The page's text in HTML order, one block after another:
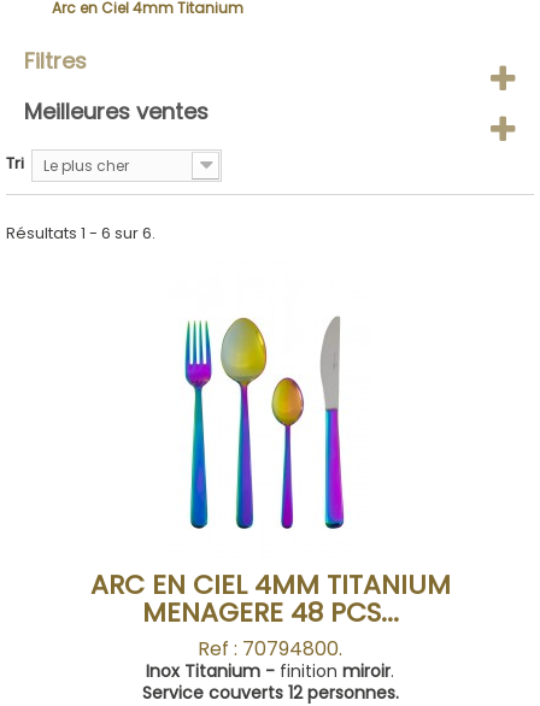
Arc en Ciel 4mm Titanium
Filtres
Meilleures ventes
Tri Le plus cher
Résultats 1 - 6 sur 6.
ACHETER
ARC EN CIEL 4MM TITANIUM
MENAGERE 48 PCS...
Ref : 70794800.
Inox Titanium - finition miroir.
Service couverts 12 personnes.